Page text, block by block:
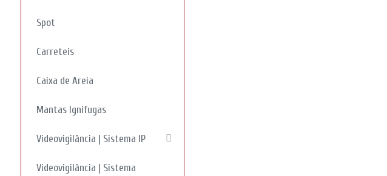
Spot
Carreteis
Caixa de Areia
Mantas Ignifugas
Videovigilância | Sistema IP
Videovigilância | Sistema